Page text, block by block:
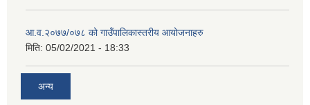
आ.व.२०७७/०७८ को गाउँपालिकास्तरीय आयोजनाहरु
मिति: 05/02/2021 - 18:33
अन्य